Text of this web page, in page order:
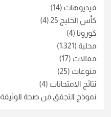
فيديوهات (14)
كأس الخليج 25
(4)
كورونا (4)
محلية (1٬321)
مقالات (17)
منوعات (25)
نتائج الامتحانات (4)
نموذج التجقق من صحة الوثيقة